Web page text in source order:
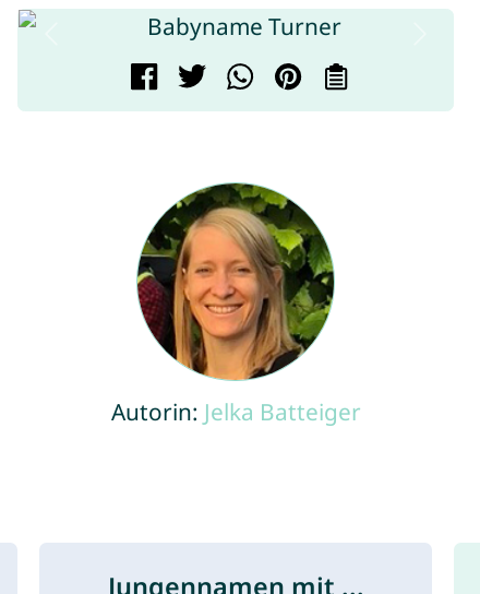
Autorin: Jelka Batteiger
Jungennamen mit ...